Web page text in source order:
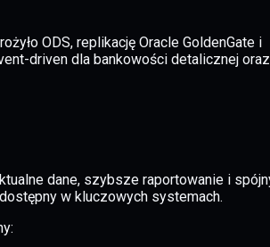
ODS, replikację Oracle GoldenGate i
driven dla bankowości detalicznej oraz
dane, szybsze raportowanie i
dostępny w kluczowych systemach.